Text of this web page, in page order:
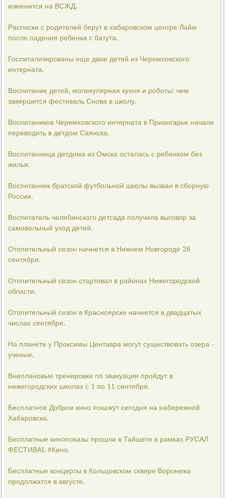
изменится на ВСЖД.
Расписки с родителей берут в хабаровском центре Лайм
после падения ребенка с батута.
Госпитализированы еще двое детей из Черемховского
интерната.
Воспитание детей, молекулярная кухня и роботы: чем
завершится фестиваль Снова в школу.
Воспитаников Черемховского интерната в Приангарье начали
переводить в детдом Саянска.
Воспитанница детдома из Омска осталась с ребенком без
жилья.
Воспитанник братской футбольной школы вызван в сборную
России.
Воспитатель челябинского детсада получила выговор за
самовольный уход детей.
Отопительный сезон начнется в Нижнем Новгороде 26
сентября.
Отопительный сезон стартовал в районах Нижегородской
области.
Отопительный сезон в Красноярске начнется в двадцатых
числах сентября.
На планете у Проксимы Центавра могут существовать озера -
ученые.
Внеплановые тренировки по эвакуации пройдут в
нижегородских школах с 1 по 11 сентября.
Бесплатное Доброе кино покажут сегодня на набережной
Хабаровска.
Бесплатные кинопоказы прошли в Тайшете в рамках РУСАЛ
ФЕСТИВАL #Кино.
Бесплатные концерты в Кольцовском сквере Воронежа
продолжатся в августе.